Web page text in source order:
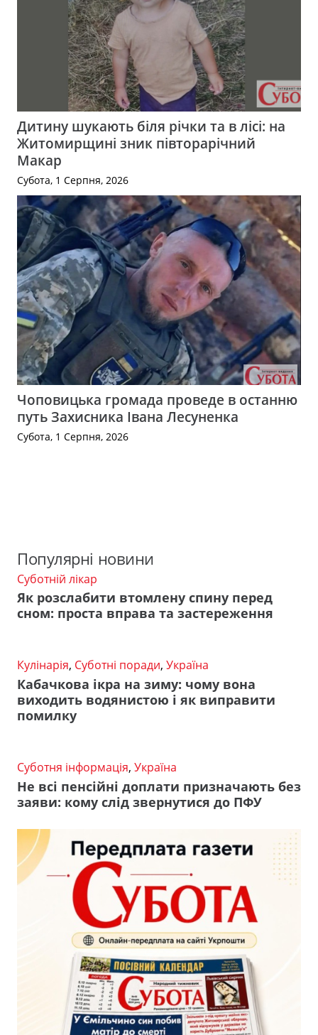
Дитину шукають біля річки та в лісі: на
Житомирщині зник півторарічний
Макар
Субота, 1 Серпня, 2026
Чоповицька громада проведе в останню
путь Захисника Івана Лесуненка
Субота, 1 Серпня, 2026
Популярні новини
Суботній лікар
Як розслабити втомлену спину перед
сном: проста вправа та застереження
Кулінарія, Суботні поради, Україна
Кабачкова ікра на зиму: чому вона
виходить водянистою і як виправити
помилку
Суботня інформація, Україна
Не всі пенсійні доплати призначають без
заяви: кому слід звернутися до ПФУ